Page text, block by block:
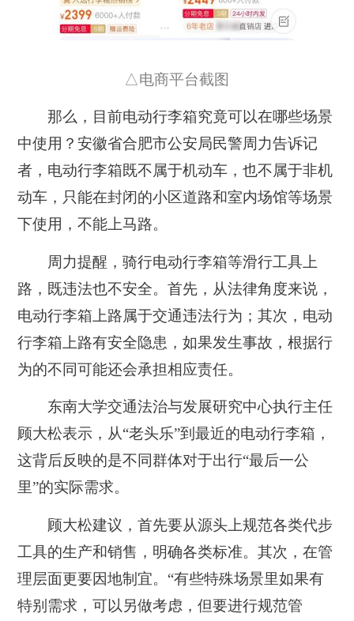
△电商平台截图
那么，目前电动行李箱究竟可以在哪些场景
中使用？安徽省合肥市公安局民警周力告诉记
者，电动行李箱既不属于机动车，也不属于非机
动车，只能在封闭的小区道路和室内场馆等场景
下使用，不能上马路。
周力提醒，骑行电动行李箱等滑行工具上
路，既违法也不安全。首先，从法律角度来说，
电动行李箱上路属于交通违法行为；其次，电动
行李箱上路有安全隐患，如果发生事故，根据行
为的不同可能还会承担相应责任。
东南大学交通法治与发展研究中心执行主任
顾大松表示，从“老头乐”到最近的电动行李箱，
这背后反映的是不同群体对于出行“最后一公
里”的实际需求。
顾大松建议，首先要从源头上规范各类代步
工具的生产和销售，明确各类标准。其次，在管
理层面更要因地制宜。“有些特殊场景里如果有
特别需求，可以另做考虑，但要进行规范管